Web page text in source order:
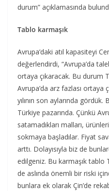
durum” açıklamasında
Tablo karmaşık
Avrupa’daki atıl kapasiteyi
değerlendirdi, “Avrupa’da
ortaya çıkaracak. Bu durum
Avrupa’da arz fazlası ortaya
yılının son aylarında
Türkiye pazarında. Çünkü
satamadıkları malları,
sokmaya başladılar. Fiyat
arttı. Dolayısıyla biz de
edilgeniz. Bu karmaşık
de aslında önemli bir riski
bunlara ek olarak Çin’de